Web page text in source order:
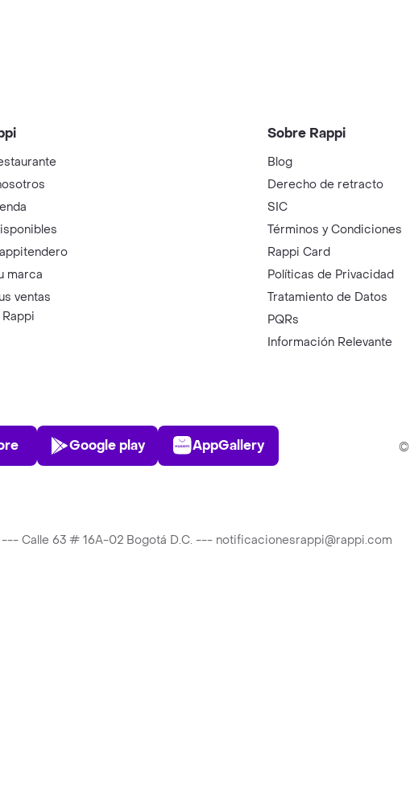
marca
ventas
Sobre Rappi
Blog
Derecho de retracto
SIC
Términos y Condiciones
Rappi Card
Políticas de Privacidad
Tratamiento de Datos
PQRs
Información Relevante
Store Play Store
Google play
AppGallery
AppGallery ©
Calle 63 # 16A-02 Bogotá D.C. --- notificacionesrappi@rappi.com